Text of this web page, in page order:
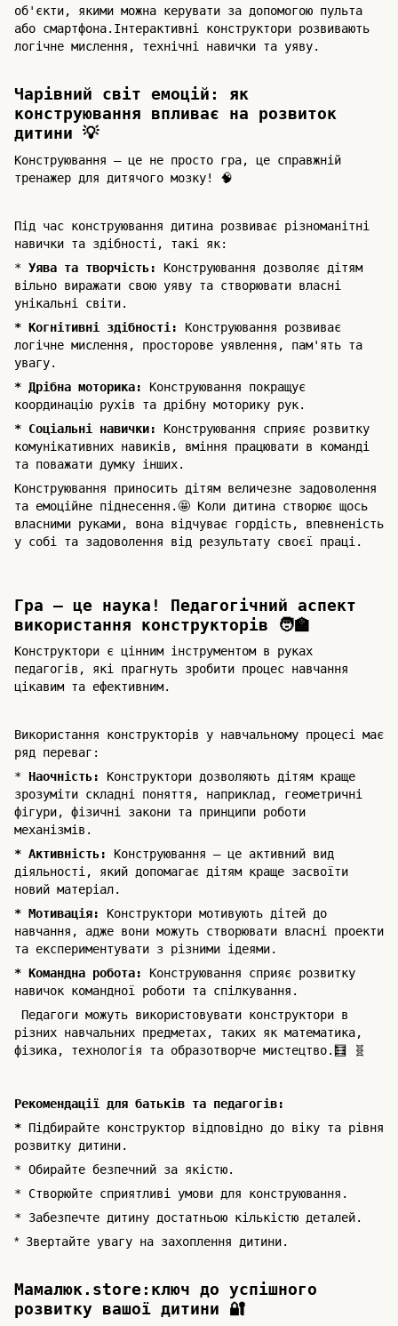
об'єкти, якими можна керувати за допомогою пульта
або смартфона. Інтерактивні конструктори розвивають
логічне мислення, технічні навички та уяву.
Чарівний світ емоцій: як
конструювання впливає на розвиток
дитини 💡
Конструювання – це не просто гра, це справжній
тренажер для дитячого мозку! 🧠
Під час конструювання дитина розвиває різноманітні
навички та здібності, такі як:
* Уява та творчість: Конструювання дозволяє дітям
вільно виражати свою уяву та створювати власні
унікальні світи.
* Когнітивні здібності: Конструювання розвиває
логічне мислення, просторове уявлення, пам'ять та
увагу.
* Дрібна моторика: Конструювання покращує
координацію рухів та дрібну моторику рук.
* Соціальні навички: Конструювання сприяє розвитку
комунікативних навиків, вміння працювати в команді
та поважати думку інших.
Конструювання приносить дітям величезне задоволення
та емоційне піднесення.🤩 Коли дитина створює щось
власними руками, вона відчуває гордість, впевненість
у собі та задоволення від результату своєї праці.
Гра – це наука! Педагогічний аспект
використання конструкторів 🧑‍🏫
Конструктори є цінним інструментом в руках
педагогів, які прагнуть зробити процес навчання
цікавим та ефективним.
Використання конструкторів у навчальному процесі має
ряд переваг:
* Наочність: Конструктори дозволяють дітям краще
зрозуміти складні поняття, наприклад, геометричні
фігури, фізичні закони та принципи роботи
механізмів.
* Активність: Конструювання – це активний вид
діяльності, який допомагає дітям краще засвоїти
новий матеріал.
* Мотивація: Конструктори мотивують дітей до
навчання, адже вони можуть створювати власні проекти
та експериментувати з різними ідеями.
* Командна робота: Конструювання сприяє розвитку
навичок командної роботи та спілкування.
Педагоги можуть використовувати конструктори в
різних навчальних предметах, таких як математика,
фізика, технологія та образотворче мистецтво.🧮 🧬
Рекомендації для батьків та педагогів:
* Підбирайте конструктор відповідно до віку та рівня
розвитку дитини.
* Обирайте безпечний за якістю.
* Створюйте сприятливі умови для конструювання.
* Забезпечте дитину достатньою кількістю деталей.
* Звертайте увагу на захоплення дитини.
Мамалюк.store:ключ до успішного
розвитку вашої дитини 🔐